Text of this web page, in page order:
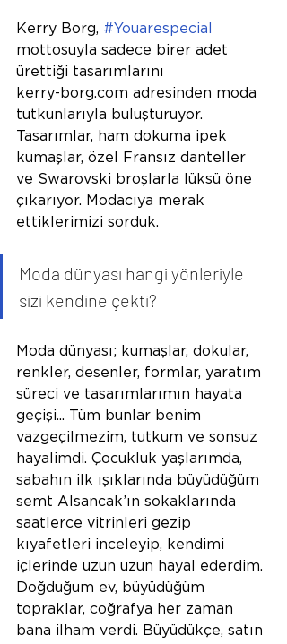
Kerry Borg, #Youarespecial
mottosuyla sadece birer adet
ürettiği tasarımlarını
kerry-borg.com adresinden moda
tutkunlarıyla buluşturuyor.
Tasarımlar, ham dokuma ipek
kumaşlar, özel Fransız danteller
ve Swarovski broşlarla lüksü öne
çıkarıyor. Modacıya merak
ettiklerimizi sorduk.
Moda dünyası hangi yönleriyle
sizi kendine çekti?
Moda dünyası; kumaşlar, dokular,
renkler, desenler, formlar, yaratım
süreci ve tasarımlarımın hayata
geçişi... Tüm bunlar benim
vazgeçilmezim, tutkum ve sonsuz
hayalimdi. Çocukluk yaşlarımda,
sabahın ilk ışıklarında büyüdüğüm
semt Alsancak’ın sokaklarında
saatlerce vitrinleri gezip
kıyafetleri inceleyip, kendimi
içlerinde uzun uzun hayal ederdim.
Doğduğum ev, büyüdüğüm
topraklar, coğrafya her zaman
bana ilham verdi. Büyüdükçe, satın